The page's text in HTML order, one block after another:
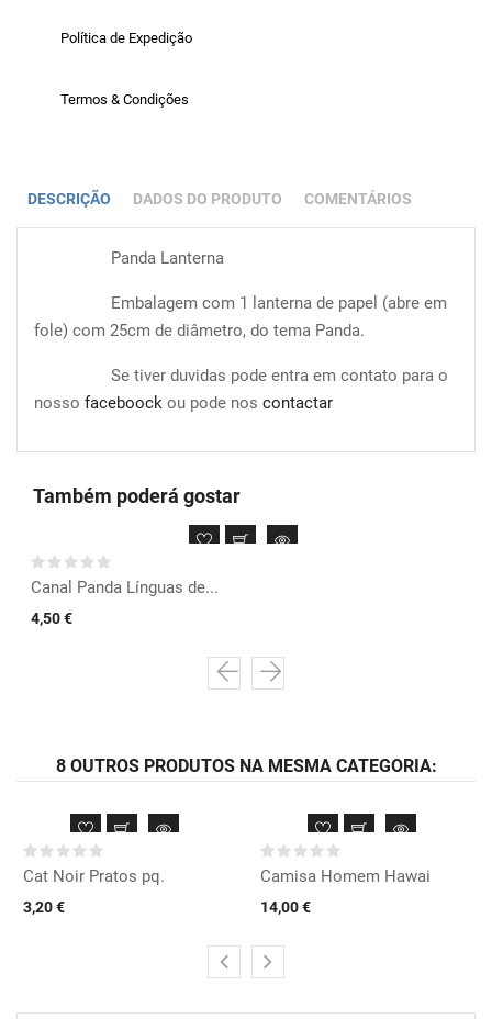
Política de Expedição
Termos & Condições
DESCRIÇÃO DADOS DO PRODUTO COMENTÁRIOS
Panda Lanterna
Embalagem com 1 lanterna de papel (abre em
fole) com 25cm de diâmetro, do tema Panda.
Se tiver duvidas pode entra em contato para o
nosso faceboock ou pode nos contactar
Também poderá gostar
Canal Panda Línguas de...
4,50 €
8 OUTROS PRODUTOS NA MESMA CATEGORIA:
Cat Noir Pratos pq.
3,20 €
Camisa Homem Hawai
14,00 €